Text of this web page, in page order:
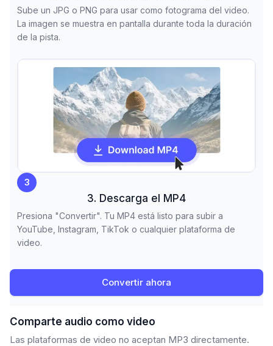
Sube un JPG o PNG para usar como fotograma del video.
La imagen se muestra en pantalla durante toda la duración
de la pista.
3
3. Descarga el MP4
Presiona "Convertir". Tu MP4 está listo para subir a
YouTube, Instagram, TikTok o cualquier plataforma de
video.
Convertir ahora
Comparte audio como video
Las plataformas de video no aceptan MP3 directamente.